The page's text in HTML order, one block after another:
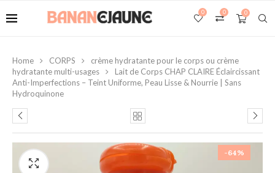
0
0
0
Home CORPS
crème hydratante pour le corps ou crème
hydratante multi-usages
Lait de Corps CHAP CLAIRE Éclaircissant
Anti-Imperfections – Teint Uniforme, Peau Lisse & Nourrie | Sans
Hydroquinone
-64%